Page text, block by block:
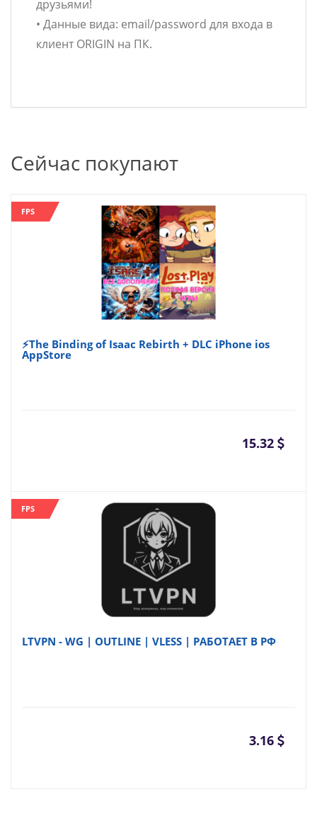
друзьями!
• Данные вида: email/password для входа в
клиент ORIGIN на ПК.
Сейчас покупают
FPS
⚡The Binding of Isaac Rebirth + DLC iPhone ios
AppStore
15.32
FPS
LTVPN - WG | OUTLINE | VLESS | РАБОТАЕТ В РФ
3.16